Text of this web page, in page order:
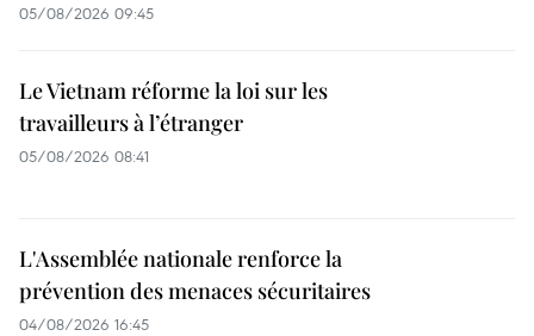
05/08/2026 09:45
Le Vietnam réforme la loi sur les
travailleurs à l’étranger
05/08/2026 08:41
L'Assemblée nationale renforce la
prévention des menaces sécuritaires
04/08/2026 16:45